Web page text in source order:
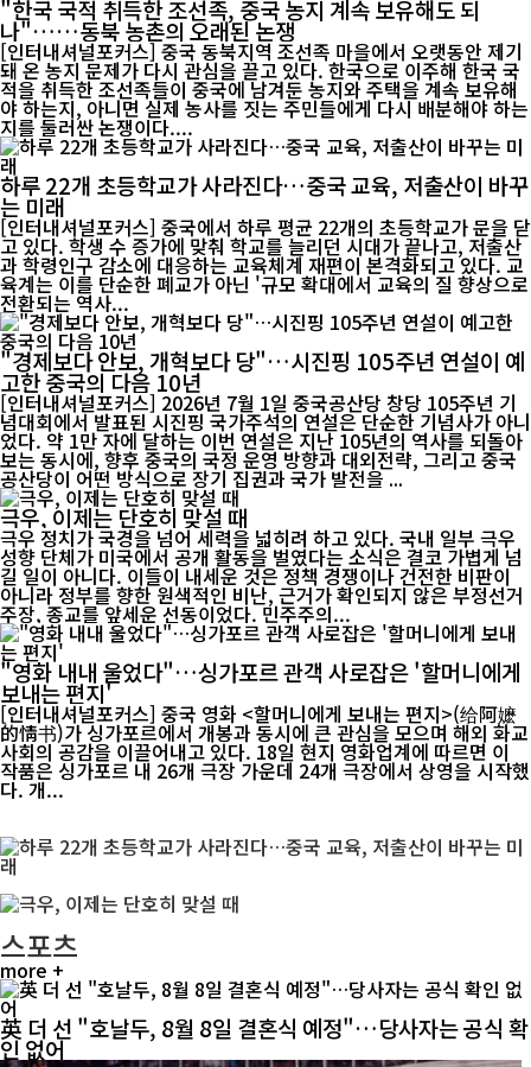
"한국 국적 취득한 조선족, 중국 농지 계속 보유해도 되
나"……동북 농촌의 오래된 논쟁
[인터내셔널포커스] 중국 동북지역 조선족 마을에서 오랫동안 제기
돼 온 농지 문제가 다시 관심을 끌고 있다. 한국으로 이주해 한국 국
적을 취득한 조선족들이 중국에 남겨둔 농지와 주택을 계속 보유해
야 하는지, 아니면 실제 농사를 짓는 주민들에게 다시 배분해야 하는
지를 둘러싼 논쟁이다....
하루 22개 초등학교가 사라진다…중국 교육, 저출산이 바꾸
는 미래
[인터내셔널포커스] 중국에서 하루 평균 22개의 초등학교가 문을 닫
고 있다. 학생 수 증가에 맞춰 학교를 늘리던 시대가 끝나고, 저출산
과 학령인구 감소에 대응하는 교육체계 재편이 본격화되고 있다. 교
육계는 이를 단순한 폐교가 아닌 '규모 확대에서 교육의 질 향상으로
전환되는 역사...
"경제보다 안보, 개혁보다 당"…시진핑 105주년 연설이 예
고한 중국의 다음 10년
[인터내셔널포커스] 2026년 7월 1일 중국공산당 창당 105주년 기
념대회에서 발표된 시진핑 국가주석의 연설은 단순한 기념사가 아니
었다. 약 1만 자에 달하는 이번 연설은 지난 105년의 역사를 되돌아
보는 동시에, 향후 중국의 국정 운영 방향과 대외전략, 그리고 중국
공산당이 어떤 방식으로 장기 집권과 국가 발전을 ...
극우, 이제는 단호히 맞설 때
극우 정치가 국경을 넘어 세력을 넓히려 하고 있다. 국내 일부 극우
성향 단체가 미국에서 공개 활동을 벌였다는 소식은 결코 가볍게 넘
길 일이 아니다. 이들이 내세운 것은 정책 경쟁이나 건전한 비판이
아니라 정부를 향한 원색적인 비난, 근거가 확인되지 않은 부정선거
주장, 종교를 앞세운 선동이었다. 민주주의...
"영화 내내 울었다"…싱가포르 관객 사로잡은 '할머니에게
보내는 편지'
[인터내셔널포커스] 중국 영화 <할머니에게 보내는 편지>(给阿嬷
的情书)가 싱가포르에서 개봉과 동시에 큰 관심을 모으며 해외 화교
사회의 공감을 이끌어내고 있다. 18일 현지 영화업계에 따르면 이
작품은 싱가포르 내 26개 극장 가운데 24개 극장에서 상영을 시작했
다. 개...
스포츠
more +
英 더 선 "호날두, 8월 8일 결혼식 예정"…당사자는 공식 확
인 없어